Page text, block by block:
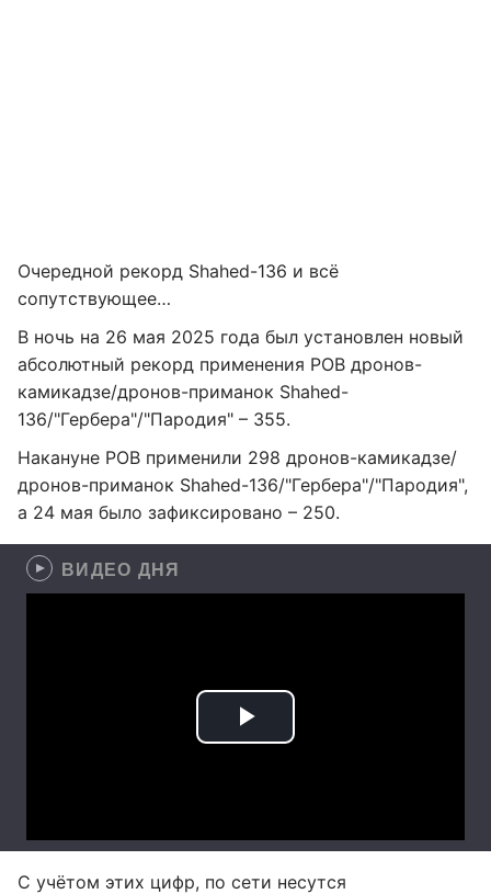
Очередной рекорд Shahed-136 и всё
сопутствующее…
В ночь на 26 мая 2025 года был установлен новый
абсолютный рекорд применения РОВ дронов-
камикадзе/дронов-приманок Shahed-
136/"Гербера"/"Пародия" – 355.
Накануне РОВ применили 298 дронов-камикадзе/
дронов-приманок Shahed-136/"Гербера"/"Пародия",
а 24 мая было зафиксировано – 250.
ВИДЕО ДНЯ
С учётом этих цифр, по сети несутся